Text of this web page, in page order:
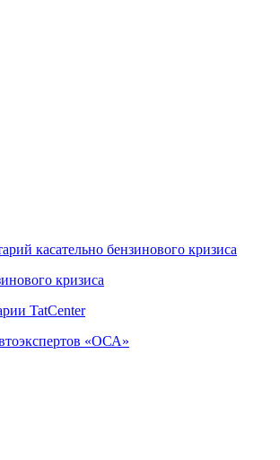
касательно бензинового кризиса
кризиса
TatCenter
«ОСА»